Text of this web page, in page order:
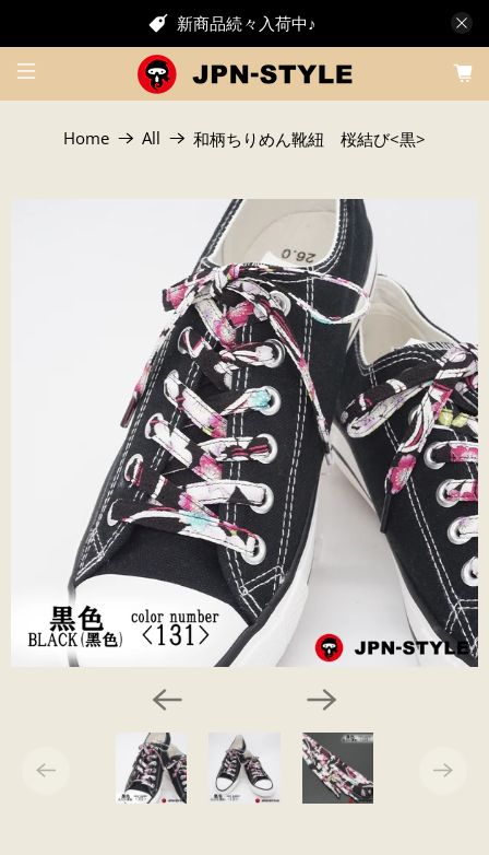
新商品続々入荷中♪
Home All 和柄ちりめん靴紐 桜結び<黒>